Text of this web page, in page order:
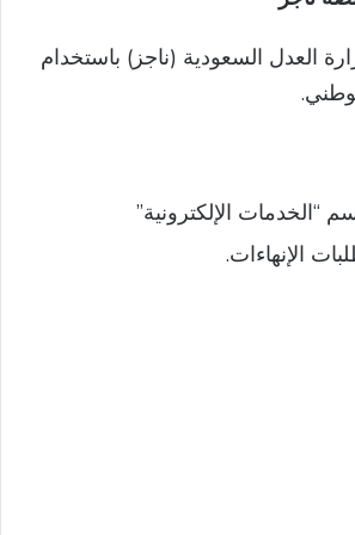
العدل السعودية (ناجز) باستخدام
“الخدمات الإلكترونية”
الإنهاءات.